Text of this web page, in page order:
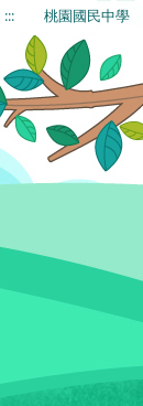
::: 桃園國民中學